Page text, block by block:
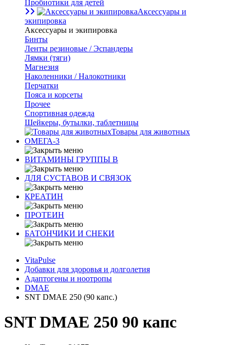
Пробиотики для детей
Аксессуары и
экипировка
Аксессуары и экипировка
Бинты
Ленты резиновые / Эспандеры
Лямки (тяги)
Магнезия
Наколенники / Налокотники
Перчатки
Пояса и корсеты
Прочее
Спортивная одежда
Шейкеры, бутылки, таблетницы
Товары для животных
ОМЕГА-3
ВИТАМИНЫ ГРУППЫ В
ДЛЯ СУСТАВОВ И СВЯЗОК
КРЕАТИН
ПРОТЕИН
БАТОНЧИКИ И СНЕКИ
VitaPulse
Добавки для здоровья и долголетия
Адаптогены и ноотропы
DMAE
SNT DMAE 250 (90 капс.)
SNT DMAE 250 90 капс